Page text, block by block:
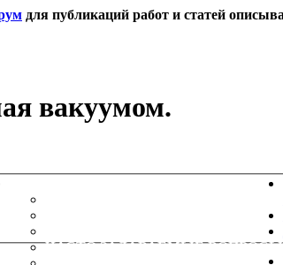
для публикаций работ и статей
вакуумом.
ЧАСТО ЗАДАВАЕМЫЕ ВОПРОСЫ